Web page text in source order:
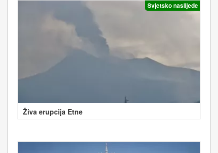
Svjetsko naslijeđe
Živa erupcija Etne